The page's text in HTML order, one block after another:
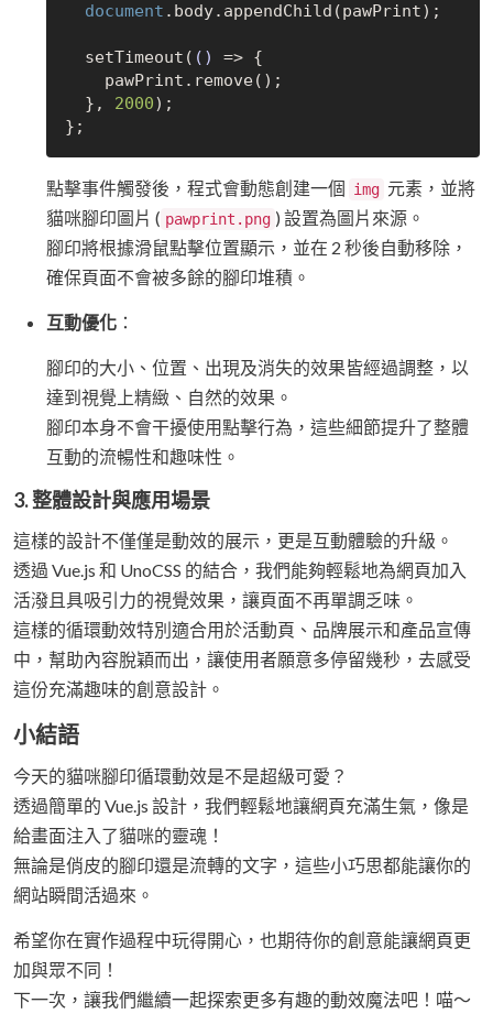
document .body.appendChild(pawPrint);
  setTimeout(
() => {
  },
2000);
點擊事件觸發後，程式會動態創建一個 img 元素，並將
貓咪腳印圖片 ( pawprint.png ) 設置為圖片來源。
腳印將根據滑鼠點擊位置顯示，並在 2 秒後自動移除，
確保頁面不會被多餘的腳印堆積。
互動優化 ：
腳印的大小、位置、出現及消失的效果皆經過調整，以
達到視覺上精緻、自然的效果。
腳印本身不會干擾使用點擊行為，這些細節提升了整體
互動的流暢性和趣味性。
3.整體設計與應用場景
這樣的設計不僅僅是動效的展示，更是互動體驗的升級。
透過 Vue.js 和 UnoCSS 的結合，我們能夠輕鬆地為網頁加入
活潑且具吸引力的視覺效果，讓頁面不再單調乏味。
這樣的循環動效特別適合用於活動頁、品牌展示和產品宣傳
中，幫助內容脫穎而出，讓使用者願意多停留幾秒，去感受
這份充滿趣味的創意設計。
小結語
今天的貓咪腳印循環動效是不是超級可愛？
透過簡單的 Vue.js 設計，我們輕鬆地讓網頁充滿生氣，像是
給畫面注入了貓咪的靈魂！
無論是俏皮的腳印還是流轉的文字，這些小巧思都能讓你的
網站瞬間活過來。
希望你在實作過程中玩得開心，也期待你的創意能讓網頁更
加與眾不同！
下一次，讓我們繼續一起探索更多有趣的動效魔法吧！喵～